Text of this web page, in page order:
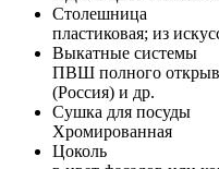
Столешница
пластиковая; из
Выкатные системы
ПВШ полного
(Россия) и др.
Сушка для посуды
Хромированная
Цоколь